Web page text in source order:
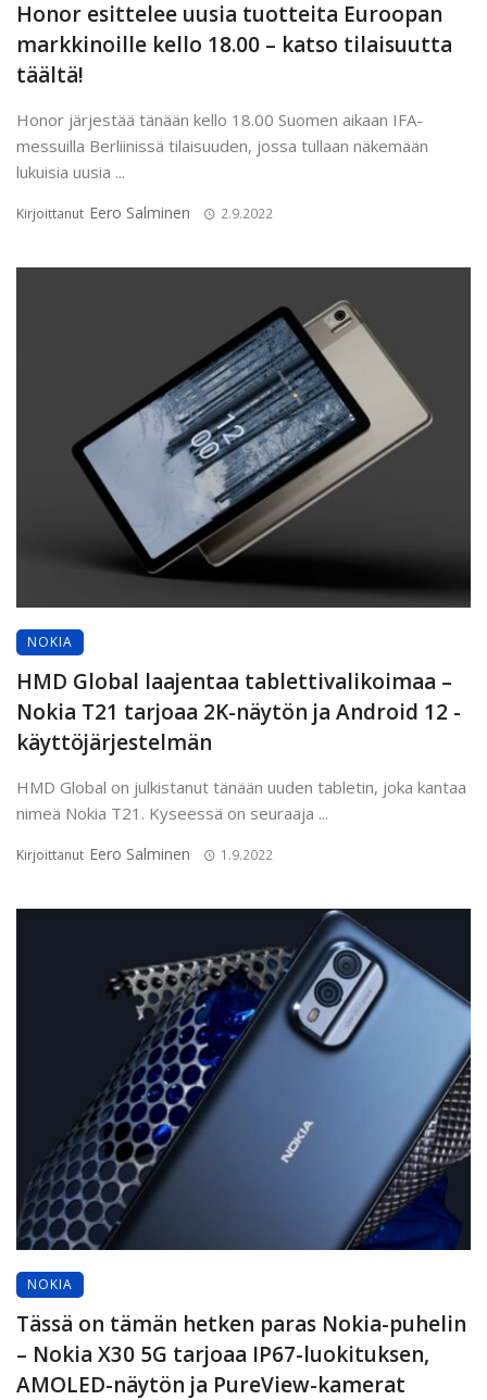
Honor esittelee uusia tuotteita Euroopan
markkinoille kello 18.00 – katso tilaisuutta
täältä!
Honor järjestää tänään kello 18.00 Suomen aikaan IFA-
messuilla Berliinissä tilaisuuden, jossa tullaan näkemään
lukuisia uusia ...
Kirjoittanut Eero Salminen 2.9.2022
NOKIA
HMD Global laajentaa tablettivalikoimaa –
Nokia T21 tarjoaa 2K-näytön ja Android 12 -
käyttöjärjestelmän
HMD Global on julkistanut tänään uuden tabletin, joka kantaa
nimeä Nokia T21. Kyseessä on seuraaja ...
Kirjoittanut Eero Salminen 1.9.2022
NOKIA
Tässä on tämän hetken paras Nokia-puhelin
– Nokia X30 5G tarjoaa IP67-luokituksen,
AMOLED-näytön ja PureView-kamerat